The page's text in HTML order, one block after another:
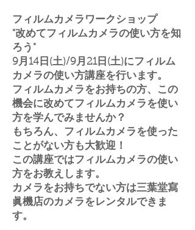
フィルムカメラワークショップ
"改めてフィルムカメラの使い方を知
ろう"​
9月14 日(土)/9月21日(土)にフィルム
カメラの使い方講座を行います。
フィルムカメラをお持ちの方、この
機会に改めてフィルムカメラを使い
方を学んでみませんか？
もちろん、フィルムカメラを使った
ことがない方も大歓迎！
この講座ではフィルムカメラの使い
方をお教えします。
カメラをお持ちでない方は三葉堂寫
眞機店のカメラをレンタルできま
す。